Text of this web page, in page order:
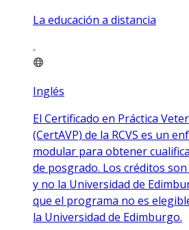
La educación a distancia
Inglés
El Certificado en Práctica
(CertAVP) de la RCVS es un
modular para obtener
de posgrado. Los créditos
y no la Universidad de
que el programa no es
la Universidad de Edimburgo.